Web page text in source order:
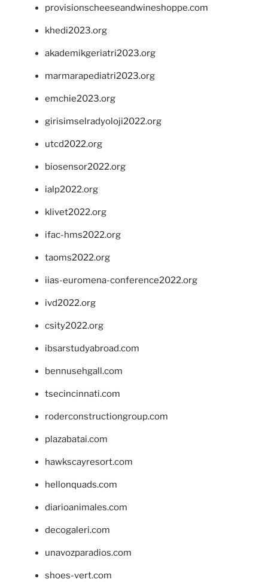
provisionscheeseandwineshoppe.com
khedi2023.org
akademikgeriatri2023.org
marmarapediatri2023.org
emchie2023.org
girisimselradyoloji2022.org
utcd2022.org
biosensor2022.org
ialp2022.org
klivet2022.org
ifac-hms2022.org
taoms2022.org
iias-euromena-conference2022.org
ivd2022.org
csity2022.org
ibsarstudyabroad.com
bennusehgall.com
tsecincinnati.com
roderconstructiongroup.com
plazabatai.com
hawkscayresort.com
hellonquads.com
diarioanimales.com
decogaleri.com
unavozparadios.com
shoes-vert.com